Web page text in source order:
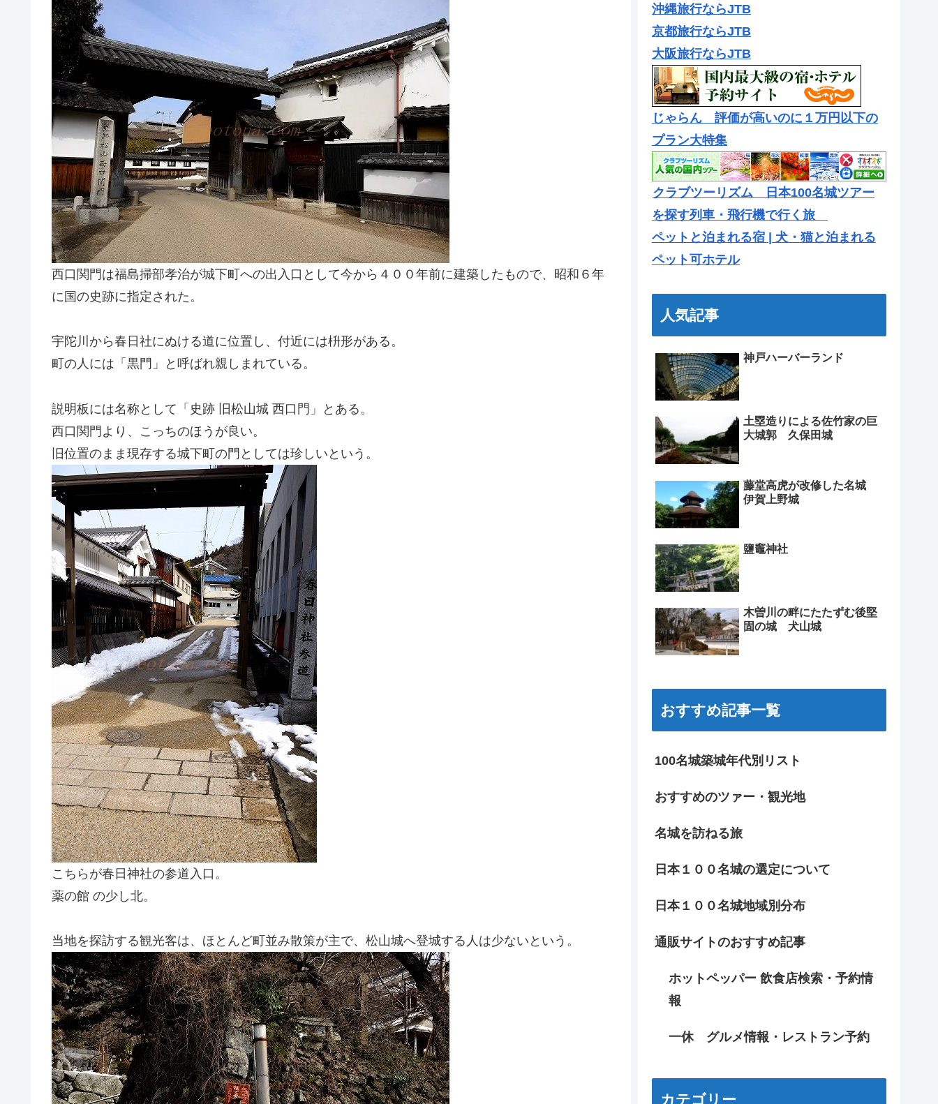
西口関門は福島掃部孝治が城下町への出入口として今から４００年前に建築したもので、昭和６年
に国の史跡に指定された。
宇陀川から春日社にぬける道に位置し、付近には枡形がある。
町の人には「黒門」と呼ばれ親しまれている。
説明板には名称として「史跡 旧松山城 西口門」とある。
西口関門より、こっちのほうが良い。
旧位置のまま現存する城下町の門としては珍しいという。
こちらが春日神社の参道入口。
薬の館 の少し北。
当地を探訪する観光客は、ほとんど町並み散策が主で、松山城へ登城する人は少ないという。
沖縄旅行ならJTB
京都旅行ならJTB
大阪旅行ならJTB
じゃらん 評価が高いのに１万円以下の
プラン大特集
クラブツーリズム 日本100名城ツアー
を探す列車・飛行機で行く旅
ペットと泊まれる宿 | 犬・猫と泊まれる
ペット可ホテル
人気記事
神戸ハーバーランド
土塁造りによる佐竹家の巨
大城郭 久保田城
藤堂高虎が改修した名城
伊賀上野城
鹽竈神社
木曽川の畔にたたずむ後堅
固の城 犬山城
おすすめ記事一覧
100名城築城年代別リスト
おすすめのツァー・観光地
名城を訪ねる旅
日本１００名城の選定について
日本１００名城地域別分布
通販サイトのおすすめ記事
ホットペッパー 飲食店検索・予約情
報
一休 グルメ情報・レストラン予約
カテゴリー